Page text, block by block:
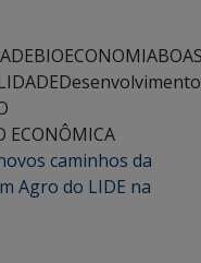
BIOECONOMIA
Desenvolvimento
ECONÔMICA
caminhos da
Agro do LIDE na